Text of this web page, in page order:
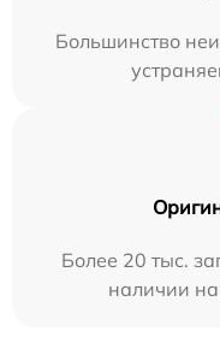
Большинство
Более 20 тыс.
наличии